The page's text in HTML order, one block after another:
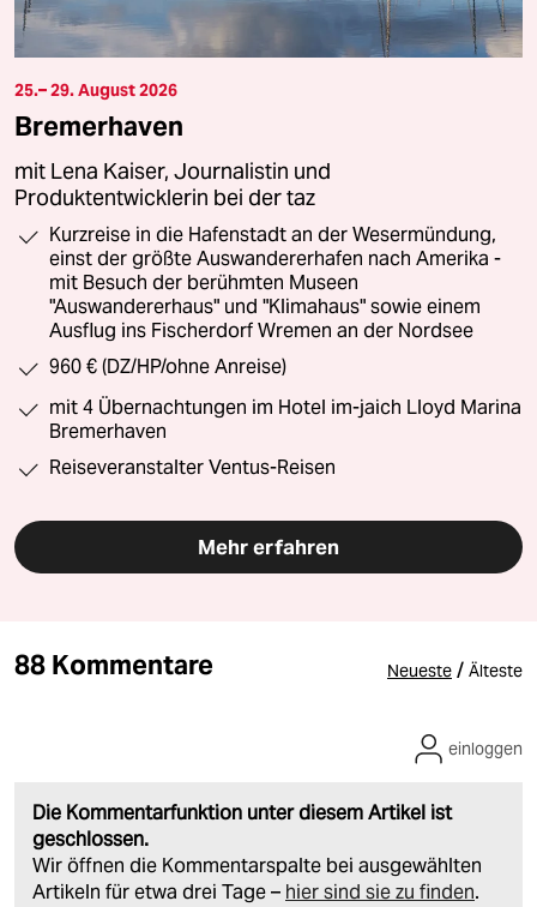
25.– 29. August 2026
Bremerhaven
mit Lena Kaiser, Journalistin und
Produktentwicklerin bei der taz
Kurzreise in die Hafenstadt an der Wesermündung,
einst der größte Auswandererhafen nach Amerika -
mit Besuch der berühmten Museen
"Auswandererhaus" und "Klimahaus" sowie einem
Ausflug ins Fischerdorf Wremen an der Nordsee
960 € (DZ/HP/ohne Anreise)
mit 4 Übernachtungen im Hotel im-jaich Lloyd Marina
Bremerhaven
Reiseveranstalter Ventus-Reisen
Mehr erfahren
88 Kommentare Neueste / Älteste
Die Kommentarfunktion unter diesem Artikel ist
geschlossen.
Wir öffnen die Kommentarspalte bei ausgewählten
Artikeln für etwa drei Tage – hier sind sie zu finden.
einloggen